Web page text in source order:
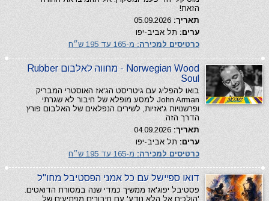
הזאת!
תאריך:
ערים: תל אביב-יפו
כרטיסים למכירה: מ-165 עד 195 ש״ח
Norwegian Wood - מחווה לאלבום Rubber
Soul
בואו להפליג עם גיטריסט הג'אז האוסטרי המבריק
John Arman למסע מופלא של חיבור לא שגרתי
ופרשנויות ג'אזיות, לשירים הנפלאים של האלבום פורץ
הדרך הזה.
תאריך:
ערים: תל אביב-יפו
כרטיסים למכירה: מ-165 עד 195 ש״ח
דואו ספיישל עם כל אמני הפסטיבל מחו"ל
פסטיבל יפוג'אז ממשיך כמדי שנה במסורת הדואטים.
'הולכים אל הלא נודע' עם חיבורים מפתיעים של